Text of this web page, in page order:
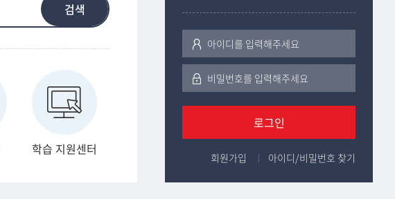
로그인
회원가입 아이디/비밀번호 찾기
검색
학습 지원센터